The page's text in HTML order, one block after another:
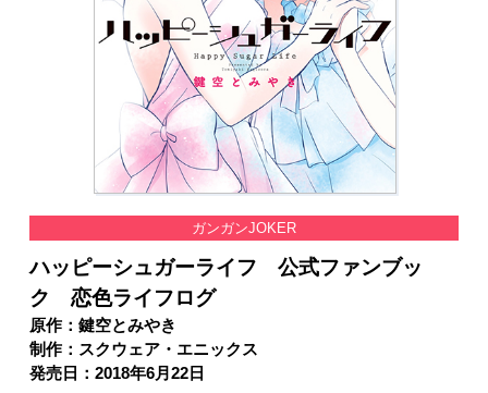
ガンガンJOKER
ハッピーシュガーライフ 公式ファンブッ
ク 恋色ライフログ
原作：鍵空とみやき
制作：スクウェア・エニックス
発売日：2018年6月22日